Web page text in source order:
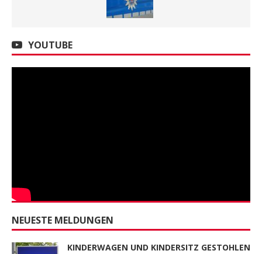
YOUTUBE
NEUESTE MELDUNGEN
KINDERWAGEN UND KINDERSITZ GESTOHLEN